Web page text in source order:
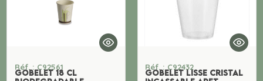
Réf. : C92561
GOBELET 18 cl
Réf. : C92432
GOBELET LISSE CRISTAL